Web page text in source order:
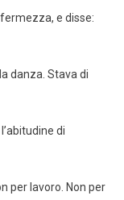
e disse:
danza. Stava di
di
per lavoro. Non per